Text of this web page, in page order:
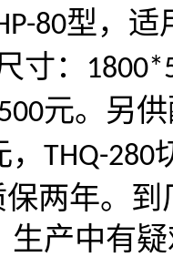
80型，适
寸：
0元。另
THQ-280
两年。
生产中有